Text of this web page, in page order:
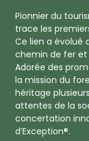
Pionnier du
trace les
Ce lien a évolué
chemin de fer et
Adorée des
la mission du
héritage
attentes de la
concertation
d’Exception®.